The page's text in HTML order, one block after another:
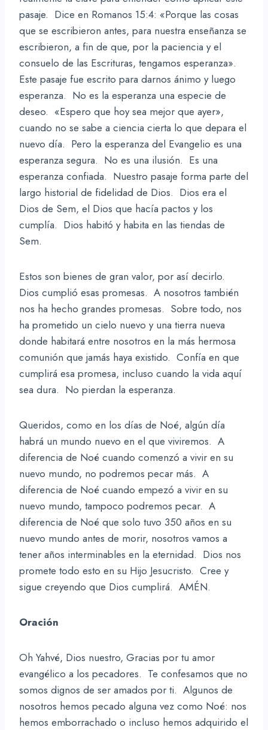
pasaje. Dice en Romanos 15:4: «Porque las cosas
que se escribieron antes, para nuestra enseñanza se
escribieron, a fin de que, por la paciencia y el
consuelo de las Escrituras, tengamos esperanza».
Este pasaje fue escrito para darnos ánimo y luego
esperanza. No es la esperanza una especie de
deseo. «Espero que hoy sea mejor que ayer»,
cuando no se sabe a ciencia cierta lo que depara el
nuevo día. Pero la esperanza del Evangelio es una
esperanza segura. No es una ilusión. Es una
esperanza confiada. Nuestro pasaje forma parte del
largo historial de fidelidad de Dios. Dios era el
Dios de Sem, el Dios que hacía pactos y los
cumplía. Dios habitó y habita en las tiendas de
Sem.
Estos son bienes de gran valor, por así decirlo.
Dios cumplió esas promesas. A nosotros también
nos ha hecho grandes promesas. Sobre todo, nos
ha prometido un cielo nuevo y una tierra nueva
donde habitará entre nosotros en la más hermosa
comunión que jamás haya existido. Confía en que
cumplirá esa promesa, incluso cuando la vida aquí
sea dura. No pierdan la esperanza.
Queridos, como en los días de Noé, algún día
habrá un mundo nuevo en el que viviremos. A
diferencia de Noé cuando comenzó a vivir en su
nuevo mundo, no podremos pecar más. A
diferencia de Noé cuando empezó a vivir en su
nuevo mundo, tampoco podremos pecar. A
diferencia de Noé que solo tuvo 350 años en su
nuevo mundo antes de morir, nosotros vamos a
tener años interminables en la eternidad. Dios nos
promete todo esto en su Hijo Jesucristo. Cree y
sigue creyendo que Dios cumplirá. AMÉN.
Oración
Oh Yahvé, Dios nuestro, Gracias por tu amor
evangélico a los pecadores. Te confesamos que no
somos dignos de ser amados por ti. Algunos de
nosotros hemos pecado alguna vez como Noé: nos
hemos emborrachado o incluso hemos adquirido el